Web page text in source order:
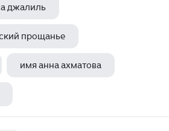
джалиль
прощанье
имя анна ахматова